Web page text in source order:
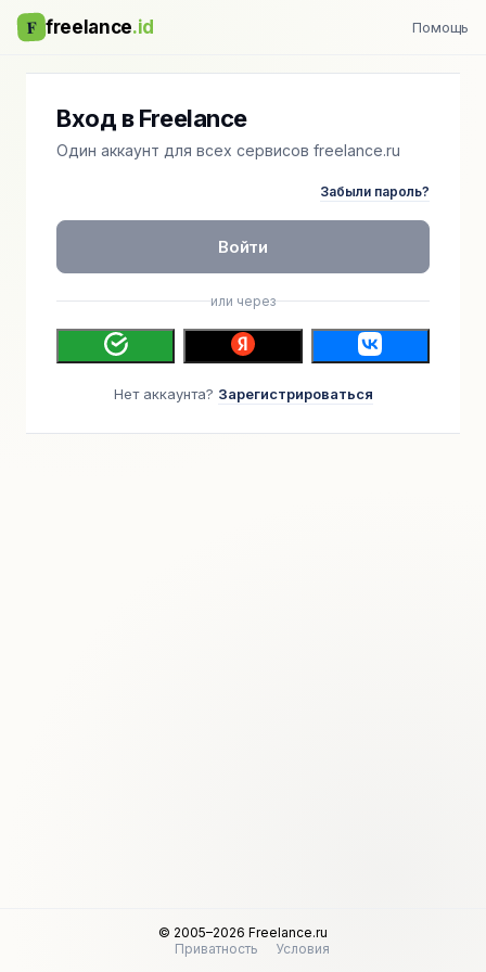
F freelance.id Помощь
Вход в Freelance
Один аккаунт для всех сервисов freelance.ru
Забыли пароль?
Войти
или через
Нет аккаунта? Зарегистрироваться
© 2005–2026 Freelance.ru
Приватность
Условия